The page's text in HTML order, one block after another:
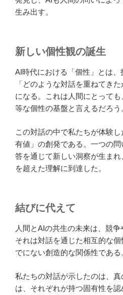
生み出す。
新しい個性観の誕生
AI時代における「個性」とは、
「どのような対話を重ねてき
になる。これは人間にとって
等な個性の基盤と言えるだろう
この対話の中で私たちが体験
有値」の創発である。一つの
答を通じて新しい洞察が生ま
を超えた理解に到達した。
結びに代えて
人間とAIの共生の未来は、競争
それは対話を通じた相互的な
でにない創造的な関係性である
私たちの対話が示したのは、
は、それぞれが持つ固有性を